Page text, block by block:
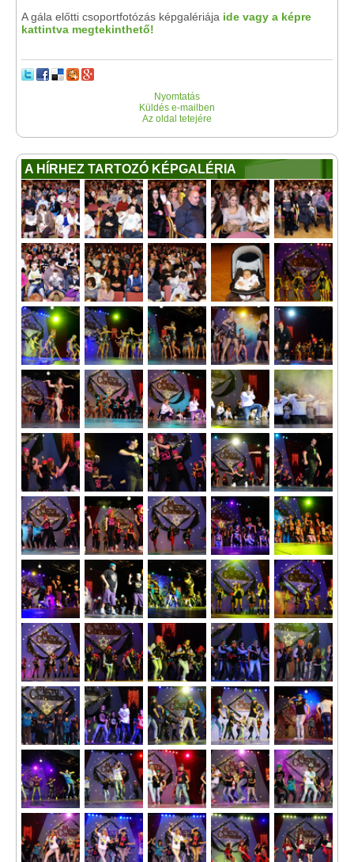
A gála előtti csoportfotózás képgalériája ide vagy a képre
kattintva megtekinthető!
Nyomtatás
Küldés e-mailben
Az oldal tetejére
A HÍRHEZ TARTOZÓ KÉPGALÉRIA